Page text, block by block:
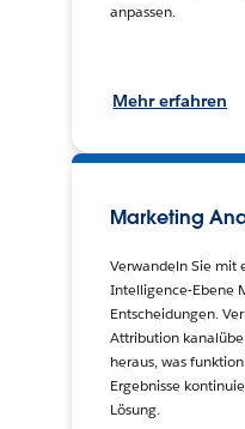
anpassen.
Mehr erfahren
Marketing
Verwandeln Sie mit
Intelligence-Ebene
Entscheidungen.
Attribution
heraus, was
Ergebnisse
Lösung.